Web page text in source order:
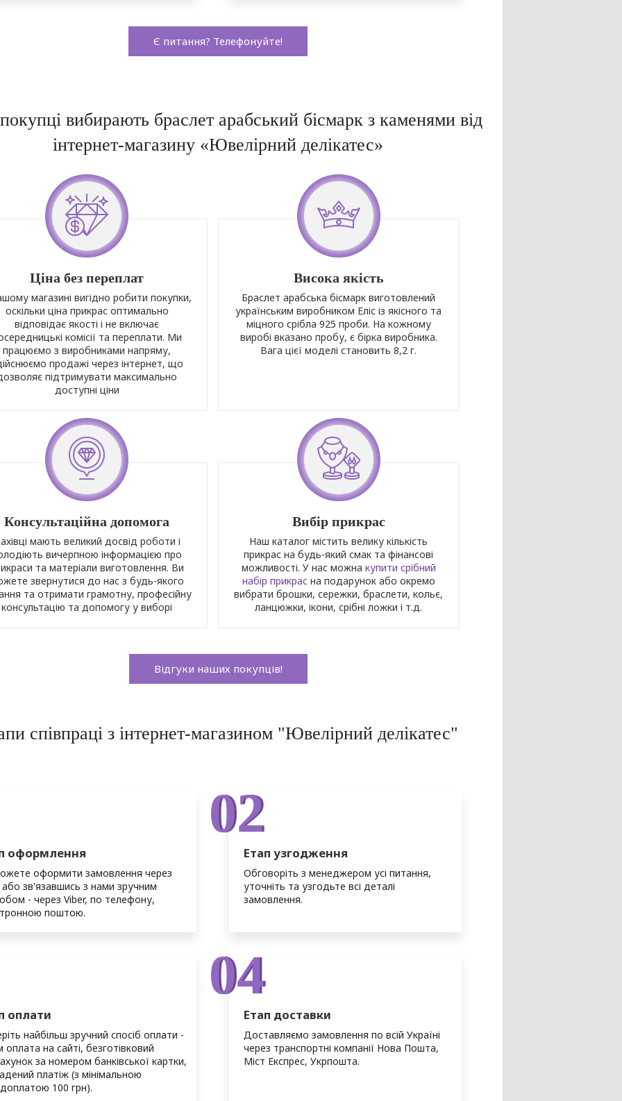
Є питання? Телефонуйте!
вибирають браслет арабський бісмарк з каменями від
інтернет-магазину «Ювелірний делікатес»
Ціна без переплат
магазині вигідно робити покупки,
оскільки ціна прикрас оптимально
відповідає якості і не включає
комісії та переплати. Ми
працюємо з виробниками напряму,
продажі через інтернет, що
підтримувати максимально
доступні ціни
Висока якість
Браслет арабська бісмарк виготовлений
українським виробником Еліс із якісного та
міцного срібла 925 проби. На кожному
виробі вказано пробу, є бірка виробника.
Вага цієї моделі становить 8,2 г.
Консультаційна допомога
мають великий досвід роботи і
вичерпною інформацією про
та матеріали виготовлення. Ви
звернутися до нас з будь-якого
та отримати грамотну, професійну
консультацію та допомогу у виборі
Вибір прикрас
Наш каталог містить велику кількість
прикрас на будь-який смак та фінансові
можливості. У нас можна купити срібний
набір прикрасна подарунок або окремо
вибрати брошки, сережки, браслети, кольє,
ланцюжки, ікони, срібні ложки і т.д.
Відгуки наших покупців!
співпраці з інтернет-магазином "Ювелірний делікатес"
оформлення
оформити замовлення через
або зв'язавшись з нами зручним
- через Viber, по телефону,
поштою.
02
Етап узгодження
Обговоріть з менеджером усі питання,
уточніть та узгодьте всі деталі
замовлення.
оплати
найбільш зручний спосіб оплати -
оплата на сайті, безготівковий
за номером банківської картки,
платіж (з мінімальною
100 грн).
04
Етап доставки
Доставляємо замовлення по всій Україні
через транспортні компанії Нова Пошта,
Міст Експрес, Укрпошта.